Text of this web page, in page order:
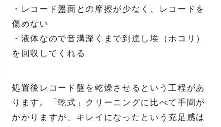
・レコード盤面との摩擦が少なく、レコードを
傷めない
・液体なので音溝深くまで到達し埃（ホコリ）
を回収してくれる
処置後レコード盤を乾燥させるという工程があ
ります。「乾式」クリーニングに比べて手間が
かかりますが、キレイになったという充足感は